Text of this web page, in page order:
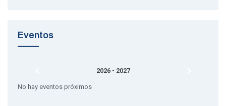
Eventos
2026 - 2027
No hay eventos próximos